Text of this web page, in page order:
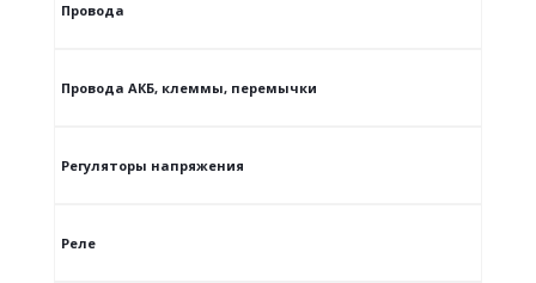
Провода
Провода АКБ, клеммы, перемычки
Регуляторы напряжения
Реле